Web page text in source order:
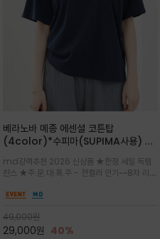
베라노바 메종 에센셜 코튼탑
(4color)*수피마(SUPIMA사용) 레
는 레터링 티셔츠
md강력추천 2026 신상품 ★한정 세일 득템
찬스 ★주.문.대.폭.주 - 전컬러 인기~~8차 리오
픽이나 컬러 조합을 통해 'Essential'한 무드를
좋은 컬러웨이와 디자인입니다^^
49,000원
29,000원 40%